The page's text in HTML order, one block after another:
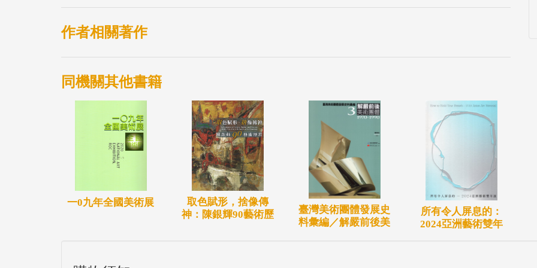
作者相關著作
同機關其他書籍
一0九年全國美術展
取色賦形，捨像傳
神：陳銀輝90藝術歷
臺灣美術團體發展史
料彙編／解嚴前後美
所有令人屏息的：
2024亞洲藝術雙年